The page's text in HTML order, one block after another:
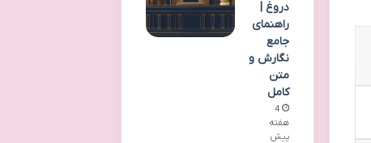
دروغ |
راهنمای
جامع
نگارش و
متن
کامل
4
هفته
پیش